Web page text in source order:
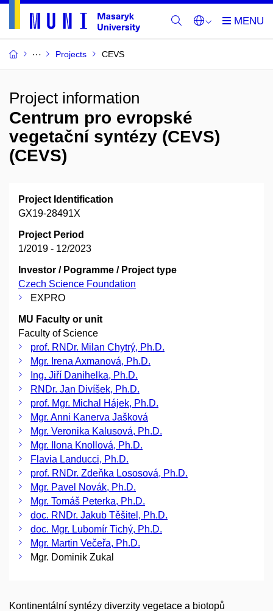
Projects CEVS
Project information
Centrum pro evropské
vegetační syntézy (CEVS)
(CEVS)
Project Identification
GX19-28491X
Project Period
1/2019 - 12/2023
Investor / Pogramme / Project type
Czech Science Foundation
EXPRO
MU Faculty or unit
Faculty of Science
prof. RNDr. Milan Chytrý, Ph.D.
Mgr. Irena Axmanová, Ph.D.
Ing. Jiří Danihelka, Ph.D.
RNDr. Jan Divíšek, Ph.D.
prof. Mgr. Michal Hájek, Ph.D.
Mgr. Anni Kanerva Jašková
Mgr. Veronika Kalusová, Ph.D.
Mgr. Ilona Knollová, Ph.D.
Flavia Landucci, Ph.D.
prof. RNDr. Zdeňka Lososová, Ph.D.
Mgr. Pavel Novák, Ph.D.
Mgr. Tomáš Peterka, Ph.D.
doc. RNDr. Jakub Těšitel, Ph.D.
doc. Mgr. Lubomír Tichý, Ph.D.
Mgr. Martin Večeřa, Ph.D.
Mgr. Dominik Zukal
Kontinentální syntézy diverzity vegetace a biotopů